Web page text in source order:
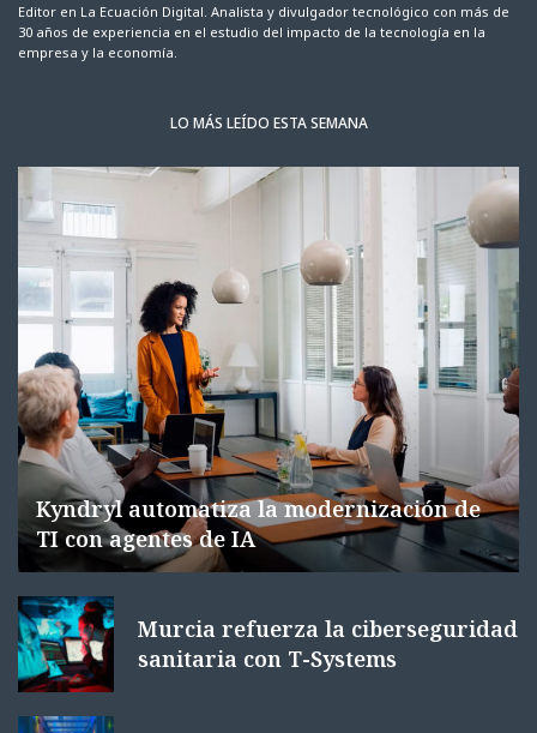
Editor en La Ecuación Digital. Analista y divulgador tecnológico con más de
30 años de experiencia en el estudio del impacto de la tecnología en la
empresa y la economía.
LO MÁS LEÍDO ESTA SEMANA
Kyndryl automatiza la modernización de
TI con agentes de IA
Murcia refuerza la ciberseguridad
sanitaria con T-Systems